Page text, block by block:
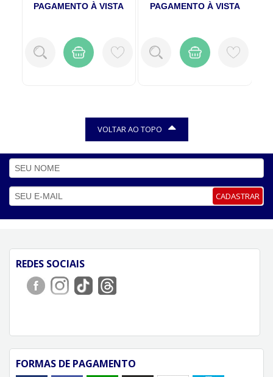
PAGAMENTO À VISTA PAGAMENTO À VISTA
VOLTAR AO TOPO
CADASTRAR
REDES SOCIAIS
FORMAS DE PAGAMENTO